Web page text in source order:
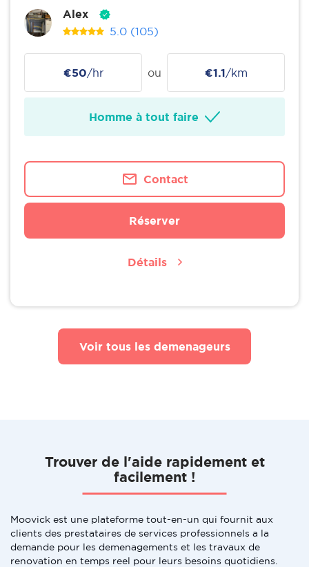
Alex
5.0 (105)
€50/hr ou €1.1/km
Homme à tout faire
Contact
Réserver
Détails
Voir tous les demenageurs
Trouver de l'aide rapidement et
facilement !
Moovick est une plateforme tout-en-un qui fournit aux
clients des prestataires de services professionnels a la
demande pour les demenagements et les travaux de
renovation en temps reel pour leurs besoins quotidiens.